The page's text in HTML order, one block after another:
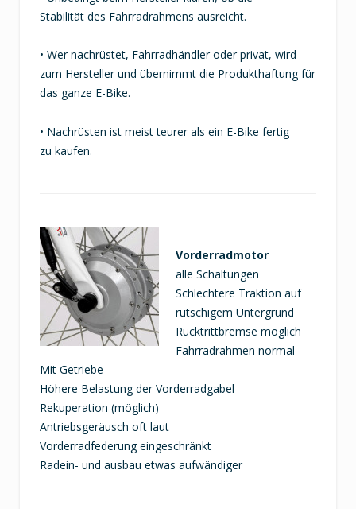
Stabilität des Fahrradrahmens ausreicht.
• Wer nachrüstet, Fahrradhändler oder privat, wird
zum Hersteller und übernimmt die Produkthaftung für
das ganze E-Bike.
• Nachrüsten ist meist teurer als ein E-Bike fertig
zu kaufen.
Vorderradmotor
alle Schaltungen
Schlechtere Traktion auf
rutschigem Untergrund
Rücktrittbremse möglich
Fahrradrahmen normal
Mit Getriebe
Höhere Belastung der Vorderradgabel
Rekuperation (möglich)
Antriebsgeräusch oft laut
Vorderradfederung eingeschränkt
Radein- und ausbau etwas aufwändiger